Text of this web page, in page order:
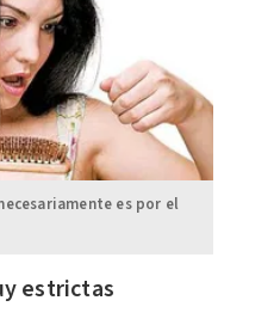
es por el
estrictas